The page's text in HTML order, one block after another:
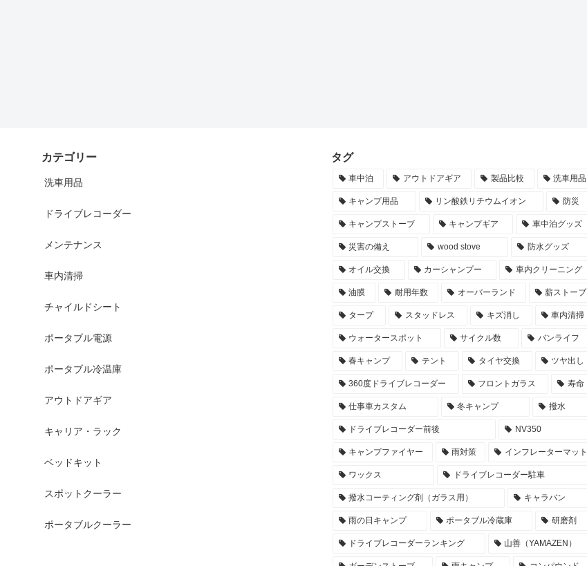
カテゴリー
洗車用品
ドライブレコーダー
メンテナンス
車内清掃
チャイルドシート
ポータブル電源
ポータブル冷温庫
アウトドアギア
キャリア・ラック
ベッドキット
スポットクーラー
ポータブルクーラー
タグ
車中泊 アウトドアギア 製品比較 洗車用品
キャンプ用品 リン酸鉄リチウムイオン 防災
キャンプストーブ キャンプギア 車中泊グッズ
災害の備え wood stove 防水グッズ
オイル交換 カーシャンプー 車内クリーニング
油膜 耐用年数 オーバーランド 薪ストーブ
タープ スタッドレス キズ消し 車内清掃
ウォータースポット サイクル数 バンライフ
春キャンプ テント タイヤ交換 ツヤ出し
360度ドライブレコーダー フロントガラス 寿命
仕事車カスタム 冬キャンプ 撥水
ドライブレコーダー前後 NV350
キャンプファイヤー 雨対策 インフレーターマット
ワックス ドライブレコーダー駐車
撥水コーティング剤（ガラス用） キャラバン
雨の日キャンプ ポータブル冷蔵庫 研磨剤
ドライブレコーダーランキング 山善（YAMAZEN）